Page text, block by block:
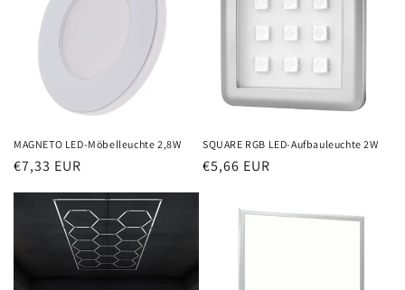
MAGNETO LED-Möbelleuchte 2,8W
Normaler
€7,33 EUR
SQUARE RGB LED-Aufbauleuchte 2W
Normaler
€5,66 EUR